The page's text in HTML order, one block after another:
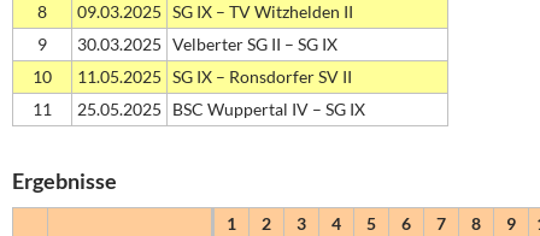
8
09.03.2025 SG IX – TV Witzhelden II
9
30.03.2025 Velberter SG II – SG IX
10
11.05.2025 SG IX – Ronsdorfer SV II
11
25.05.2025 BSC Wuppertal IV – SG IX
Ergebnisse
1 2 3 4 5 6 7 8 9